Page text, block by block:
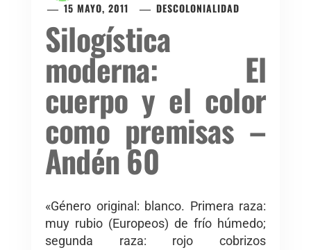
15 MAYO, 2011
DESCOLONIALIDAD
Silogística
moderna: El
cuerpo y el color
como premisas –
Andén 60
«Género original: blanco. Primera raza:
muy rubio (Europeos) de frío húmedo;
segunda raza: rojo cobrizos